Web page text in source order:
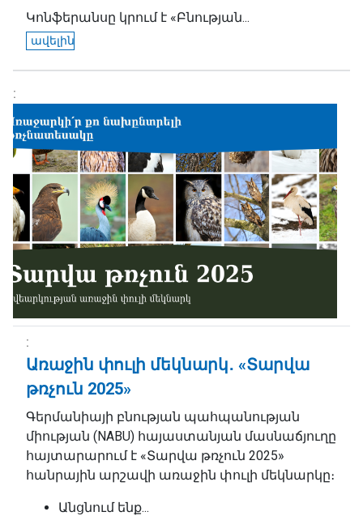
Կոնֆերանսը կրում է «Բնության...
ավելին
Առաջին փուլի մեկնարկ․ «Տարվա
թռչուն 2025»
Գերմանիայի բնության պահպանության
միության (NABU) հայաստանյան մասնաճյուղը
հայտարարում է «Տարվա թռչուն 2025»
հանրային արշավի առաջին փուլի մեկնարկը։
Անցնում ենք...